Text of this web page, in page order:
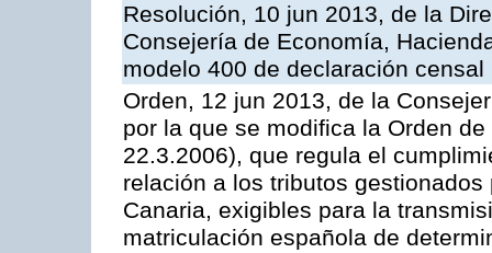
Resolución, 10 jun 2013, de la
Consejería de Economía,
modelo 400 de declaración censal
Orden, 12 jun 2013, de la
por la que se modifica la Orden
22.3.2006), que regula el
relación a los tributos
Canaria, exigibles para la
matriculación española de